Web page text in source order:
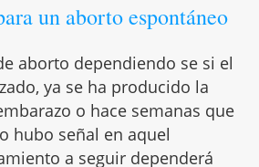
un aborto espontáneo
aborto dependiendo se si el
ya se ha producido la
o hace semanas que
hubo señal en aquel
a seguir dependerá